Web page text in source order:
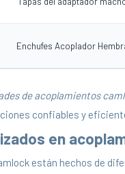
Enchufes Acoplador
de acoplamientos
confiables y
en
están hechos de